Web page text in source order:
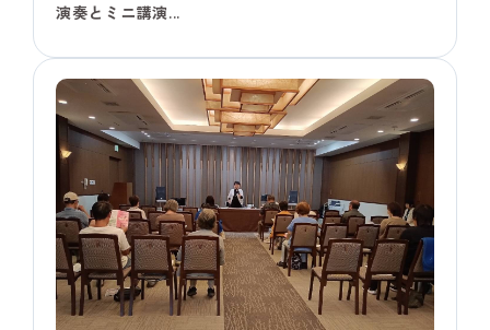
演奏とミニ講演...